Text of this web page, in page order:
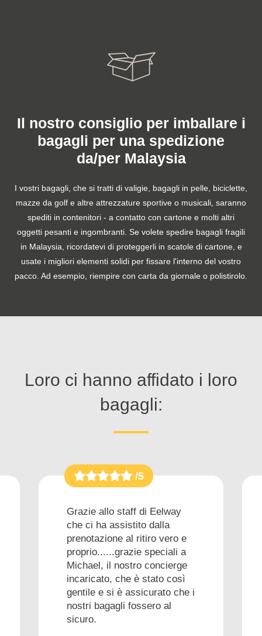
Il nostro consiglio per imballare i
bagagli per una spedizione
da/per Malaysia
I vostri bagagli, che si tratti di valigie, bagagli in pelle, biciclette,
mazze da golf e altre attrezzature sportive o musicali, saranno
spediti in contenitori - a contatto con cartone e molti altri
oggetti pesanti e ingombranti. Se volete spedire bagagli fragili
in Malaysia, ricordatevi di proteggerli in scatole di cartone, e
usate i migliori elementi solidi per fissare l'interno del vostro
pacco. Ad esempio, riempire con carta da giornale o polistirolo.
Loro ci hanno affidato i loro
bagagli:
/5
Grazie allo staff di Eelway
che ci ha assistito dalla
prenotazione al ritiro vero e
proprio......grazie speciali a
Michael, il nostro concierge
incaricato, che è stato così
gentile e si è assicurato che i
nostri bagagli fossero al
sicuro.